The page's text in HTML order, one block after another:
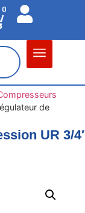
0
de
UR 3/